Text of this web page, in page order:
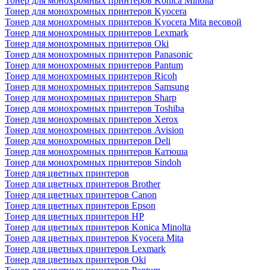
Тонер для монохромных принтеров Kyocera
Тонер для монохромных принтеров Kyocera Mita весовой
Тонер для монохромных принтеров Lexmark
Тонер для монохромных принтеров Oki
Тонер для монохромных принтеров Panasonic
Тонер для монохромных принтеров Pantum
Тонер для монохромных принтеров Ricoh
Тонер для монохромных принтеров Samsung
Тонер для монохромных принтеров Sharp
Тонер для монохромных принтеров Toshiba
Тонер для монохромных принтеров Xerox
Тонер для монохромных принтеров Avision
Тонер для монохромных принтеров Deli
Тонер для монохромных принтеров Катюша
Тонер для монохромных принтеров Sindoh
Тонер для цветных принтеров
Тонер для цветных принтеров Brother
Тонер для цветных принтеров Canon
Тонер для цветных принтеров Epson
Тонер для цветных принтеров HP
Тонер для цветных принтеров Konica Minolta
Тонер для цветных принтеров Kyocera Mita
Тонер для цветных принтеров Lexmark
Тонер для цветных принтеров Oki